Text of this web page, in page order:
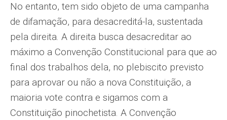
No entanto, tem sido objeto de uma campanha
de difamação, para desacreditá-la, sustentada
pela direita. A direita busca desacreditar ao
máximo a Convenção Constitucional para que ao
final dos trabalhos dela, no plebiscito previsto
para aprovar ou não a nova Constituição, a
maioria vote contra e sigamos com a
Constituição pinochetista. A Convenção